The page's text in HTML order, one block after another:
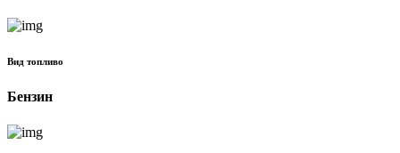
Вид топливо
Бензин